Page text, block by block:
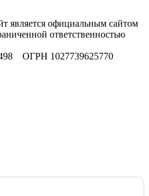
является официальным сайтом
ответственностью
ОГРН 1027739625770